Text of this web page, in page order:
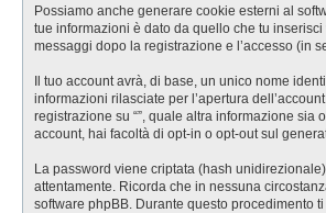
Possiamo anche generare cookie esterni al
tue informazioni è dato da quello che tu inserisci
messaggi dopo la registrazione e l’accesso (in
Il tuo account avrà, di base, un unico nome
informazioni rilasciate per l’apertura
registrazione su “”, quale altra informazione
account, hai facoltà di opt-in o opt-out sul
La password viene criptata (hash
attentamente. Ricorda che in nessuna
software phpBB. Durante questo procedimento